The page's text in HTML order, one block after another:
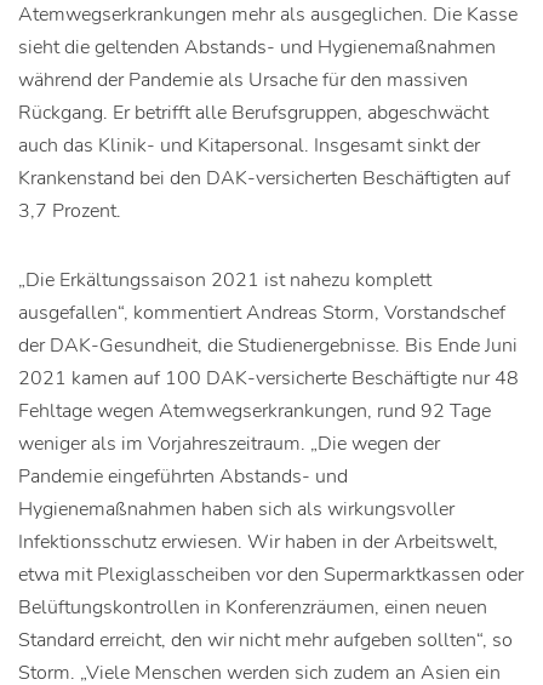
Atemwegserkrankungen mehr als ausgeglichen. Die Kasse
sieht die geltenden Abstands- und Hygienemaßnahmen
während der Pandemie als Ursache für den massiven
Rückgang. Er betrifft alle Berufsgruppen, abgeschwächt
auch das Klinik- und Kitapersonal. Insgesamt sinkt der
Krankenstand bei den DAK-versicherten Beschäftigten auf
3,7 Prozent.
„Die Erkältungssaison 2021 ist nahezu komplett
ausgefallen“, kommentiert Andreas Storm, Vorstandschef
der DAK-Gesundheit, die Studienergebnisse. Bis Ende Juni
2021 kamen auf 100 DAK-versicherte Beschäftigte nur 48
Fehltage wegen Atemwegserkrankungen, rund 92 Tage
weniger als im Vorjahreszeitraum. „Die wegen der
Pandemie eingeführten Abstands- und
Hygienemaßnahmen haben sich als wirkungsvoller
Infektionsschutz erwiesen. Wir haben in der Arbeitswelt,
etwa mit Plexiglasscheiben vor den Supermarktkassen oder
Belüftungskontrollen in Konferenzräumen, einen neuen
Standard erreicht, den wir nicht mehr aufgeben sollten“, so
Storm. „Viele Menschen werden sich zudem an Asien ein